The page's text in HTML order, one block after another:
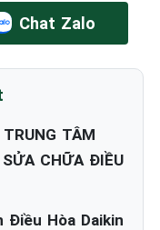
Chat Zalo
TÂM
SỬA CHỮA ĐIỀU
Điều Hòa Daikin